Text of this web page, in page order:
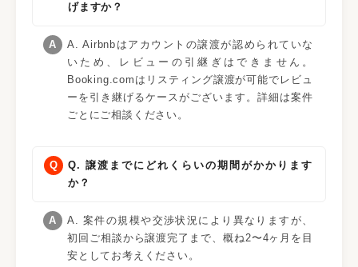
げますか？
A. Airbnbはアカウントの譲渡が認められていな
いため、レビューの引継ぎはできません。
Booking.comはリスティング譲渡が可能でレビュ
ーを引き継げるケースがございます。詳細は案件
ごとにご相談ください。
Q. 譲渡までにどれくらいの期間がかかります
か？
A. 案件の規模や交渉状況により異なりますが、
初回ご相談から譲渡完了まで、概ね2〜4ヶ月を目
安としてお考えください。